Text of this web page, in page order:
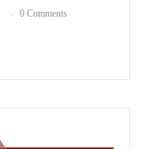
0 Comments